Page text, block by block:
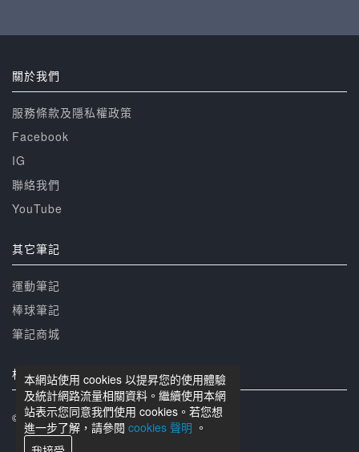
本網站使用 cookies 以提昇您的使用體驗
及統計網路流量相關資料。繼續使用本網
站表示您同意我們使用 cookies。若您想
進一步了解，請參閱 cookies 聲明 。
關於我們
服務條款及隱私權政策
Facebook
IG
聯絡我們
YouTube
其它筆記
運動筆記
棒球筆記
筆記商城
相關網站
© 籃球筆記 版權所有